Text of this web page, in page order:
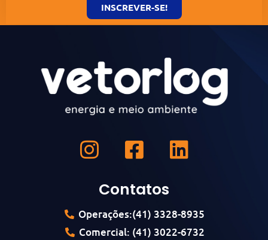
INSCREVER-SE!
Contatos
Operações:(41) 3328-8935
Comercial: (41) 3022-6732